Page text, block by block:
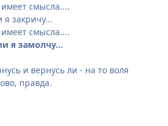
смысла....
я закричу...
смысла....
я замолчу...
и вернусь ли - на то воля
правда.